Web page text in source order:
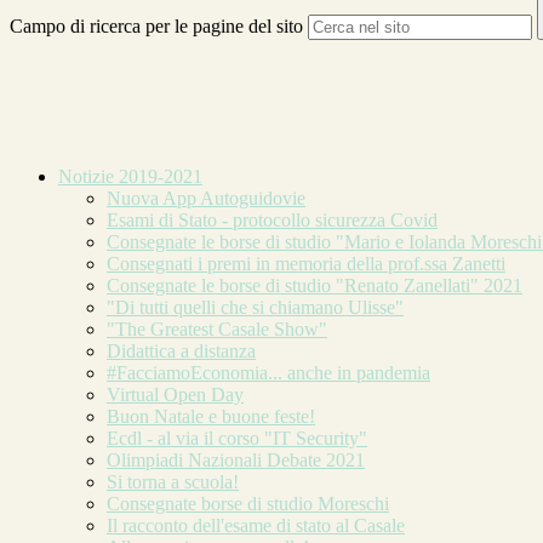
Campo di ricerca per le pagine del sito
Notizie 2019-2021
Nuova App Autoguidovie
Esami di Stato - protocollo sicurezza Covid
Consegnate le borse di studio "Mario e Iolanda
Consegnati i premi in memoria della prof.ssa Zanetti
Consegnate le borse di studio "Renato Zanellati" 2021
"Di tutti quelli che si chiamano Ulisse"
"The Greatest Casale Show"
Didattica a distanza
#FacciamoEconomia... anche in pandemia
Virtual Open Day
Buon Natale e buone feste!
Ecdl - al via il corso "IT Security"
Olimpiadi Nazionali Debate 2021
Si torna a scuola!
Consegnate borse di studio Moreschi
Il racconto dell'esame di stato al Casale